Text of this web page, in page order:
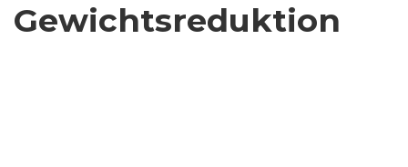
Gewichtsreduktion